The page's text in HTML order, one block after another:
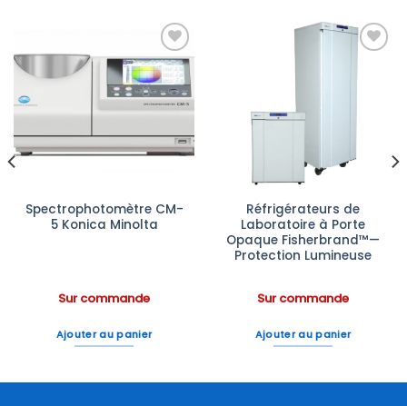
Ajouter
à la liste
Spectrophotomètre CM-
5 Konica Minolta
Sur commande
Ajouter au panier
Réfrigérateurs de
Laboratoire à Porte
Opaque Fisherbrand™—
Protection Lumineuse
Sur commande
Ajouter au panier